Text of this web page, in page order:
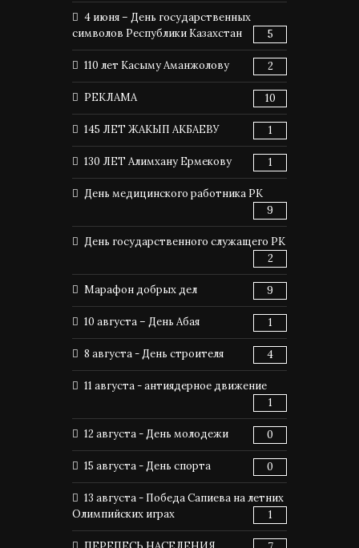
4 июня – День государственных
символов Республики Казахстан
5
110 лет Касыму Аманжолову 2
РЕКЛАМА 10
145 ЛЕТ ЖАКЫП АКБАЕВУ 1
130 ЛЕТ Алимхану Ермекову 1
День медицинского работника РК
9
День государственного служащего РК
2
Марафон добрых дел 9
10 августа – День Абая 1
8 августа - День строителя 4
11 августа - антиядерное движение
1
12 августа - День молодежи 0
15 августа - День спорта 0
13 августа - Победа Сапиева на летних
Олимпийских играх
1